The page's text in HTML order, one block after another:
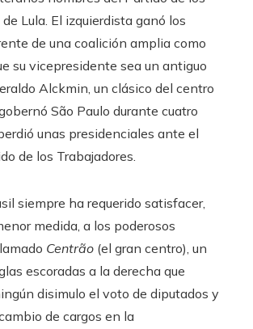
Lula. El izquierdista ganó los
de una coalición amplia como
su vicepresidente sea un antiguo
Alckmin, un clásico del centro
São Paulo durante cuatro
unas presidenciales ante el
de los Trabajadores.
siempre ha requerido satisfacer,
medida, a los poderosos
Centrão (el gran centro), un
escoradas a la derecha que
disimulo el voto de diputados y
de cargos en la